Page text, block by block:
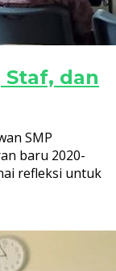
Staf, dan
SMP
baru 2020-
refleksi untuk